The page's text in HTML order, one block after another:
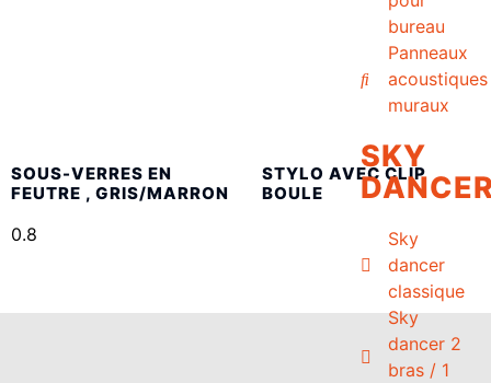
bureau
Panneaux
acoustiques
muraux
SKY
Sky
dancer
classique
Sky
dancer 2
bras / 1
SOUS-VERRES EN
FEUTRE , GRIS/MARRON
STYLO AVEC CLIP
BOULE